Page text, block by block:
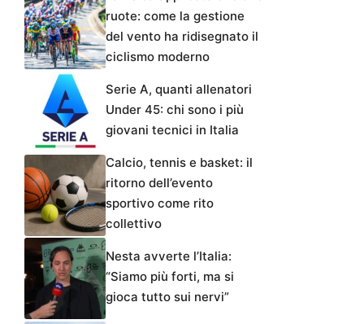
ruote: come la gestione
del vento ha ridisegnato il
ciclismo moderno
Serie A, quanti allenatori
Under 45: chi sono i più
giovani tecnici in Italia
Calcio, tennis e basket: il
ritorno dell’evento
sportivo come rito
collettivo
Nesta avverte l’Italia:
“Siamo più forti, ma si
gioca tutto sui nervi”